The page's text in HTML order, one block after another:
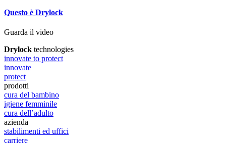
Questo è Drylock
Guarda il video
Drylock technologies
innovate to protect
innovate
protect
prodotti
cura del bambino
igiene femminile
cura dell’adulto
azienda
stabilimenti ed uffici
carriere